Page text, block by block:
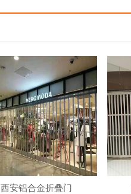
西安铝合金折叠门